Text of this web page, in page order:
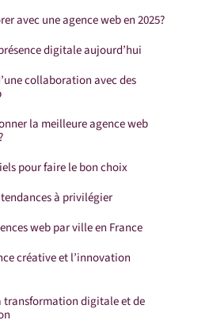
avec une agence web en 2025?
digitale aujourd’hui
collaboration avec des
la meilleure agence web
pour faire le bon choix
à privilégier
web par ville en France
créative et l’innovation
transformation digitale et de